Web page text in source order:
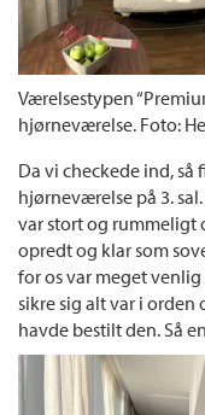
Værelsestypen
hjørneværelse. Foto:
Da vi checkede ind, så
hjørneværelse på 3.
var stort og rummeligt
opredt og klar som
for os var meget
sikre sig alt var i orden
havde bestilt den. Så